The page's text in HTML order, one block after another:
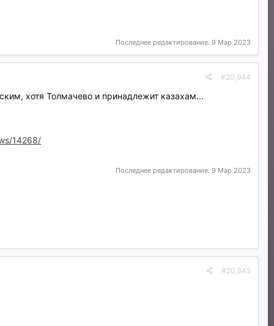
Последнее редактирование: 9 Мар 2023
#20,944
хотя Толмачево и принадлежит казахам...
14268/
Последнее редактирование: 9 Мар 2023
#20,945